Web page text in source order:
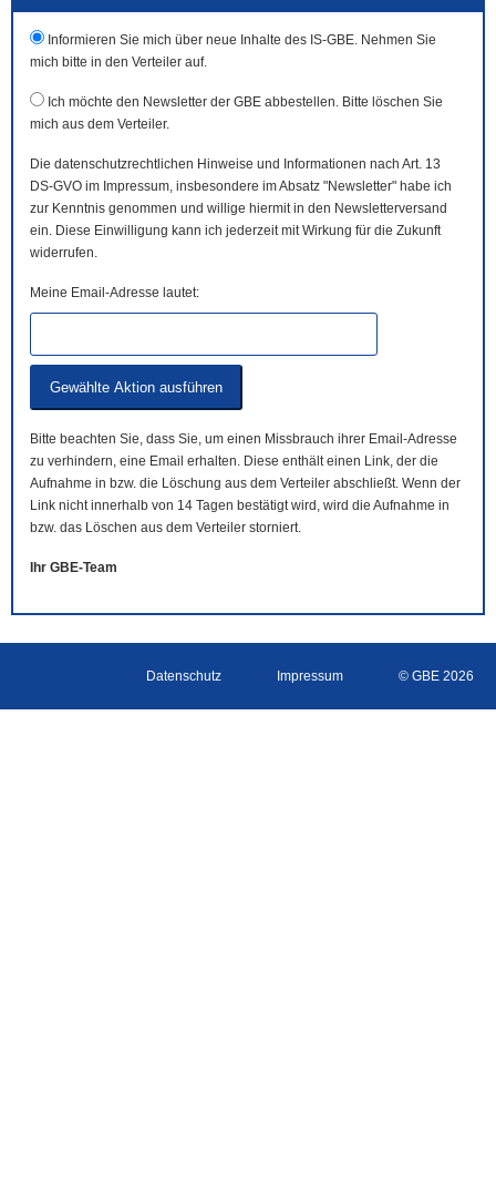
Informieren Sie mich über neue Inhalte des IS-GBE. Nehmen Sie
mich bitte in den Verteiler auf.
Ich möchte den Newsletter der GBE abbestellen. Bitte löschen Sie
mich aus dem Verteiler.
Die datenschutzrechtlichen Hinweise und Informationen nach Art. 13
DS-GVO im Impressum, insbesondere im Absatz "Newsletter" habe ich
zur Kenntnis genommen und willige hiermit in den Newsletterversand
ein. Diese Einwilligung kann ich jederzeit mit Wirkung für die Zukunft
widerrufen.
Meine Email-Adresse lautet:
Bitte beachten Sie, dass Sie, um einen Missbrauch ihrer Email-Adresse
zu verhindern, eine Email erhalten. Diese enthält einen Link, der die
Aufnahme in bzw. die Löschung aus dem Verteiler abschließt. Wenn der
Link nicht innerhalb von 14 Tagen bestätigt wird, wird die Aufnahme in
bzw. das Löschen aus dem Verteiler storniert.
Ihr GBE-Team
Datenschutz Impressum © GBE 2026